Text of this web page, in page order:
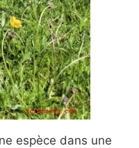
espèce dans une